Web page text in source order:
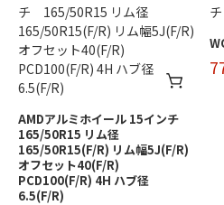
AMDアルミホイール 15インチ
165/50R15 リム径
165/50R15(F/R) リム幅5J(F/R)
オフセット40(F/R)
PCD100(F/R) 4H ハブ径
6.5(F/R)